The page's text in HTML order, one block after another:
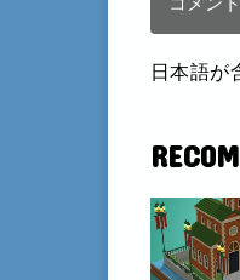
日本語が